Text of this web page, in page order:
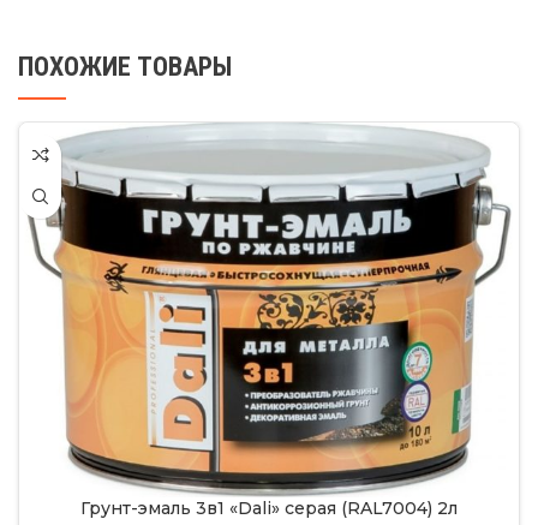
ПОХОЖИЕ ТОВАРЫ
Грунт-эмаль 3в1 «Dali» серая (RAL7004) 2л